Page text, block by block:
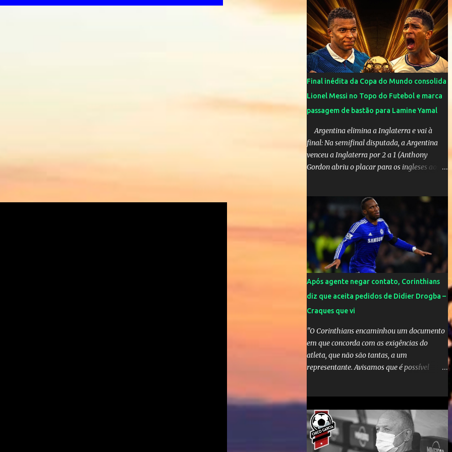
cinco anos e houve rumores de uma suposta
traição do canto...
Final inédita da Copa do Mundo consolida
Lionel Messi no Topo do Futebol e marca
passagem de bastão para Lamine Yamal
Argentina elimina a Inglaterra e vai à
final: Na semifinal disputada, a Argentina
venceu a Inglaterra por 2 a 1 (Anthony
Gordon abriu o placar para os ingleses aos
nos acréscimos, com assistência de Messi). A
Argentina enfrentará a Espanha na final.
Mick Jagger e seu filho brasileiro torceram
pela Inglaterra durante o jogo.
Após agente negar contato, Corinthians
diz que aceita pedidos de Didier Drogba –
Craques que vi
"O Corinthians encaminhou um documento
em que concorda com as exigências do
atleta, que não são tantas, a um
representante. Avisamos que é possível
Flávio Adauto em entrevista coletiva neste
sábado. O que chama atenção é que
também neste sábado o empresário do